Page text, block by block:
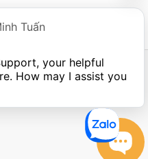
權所有。
Tuấn
your helpful
How may I assist you